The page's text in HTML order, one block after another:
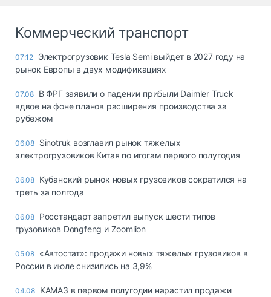
Коммерческий транспорт
07:12 Электрогрузовик Tesla Semi выйдет в 2027 году на
рынок Европы в двух модификациях
07.08 В ФРГ заявили о падении прибыли Daimler Truck
вдвое на фоне планов расширения производства за
рубежом
06.08 Sinotruk возглавил рынок тяжелых
электрогрузовиков Китая по итогам первого полугодия
06.08 Кубанский рынок новых грузовиков сократился на
треть за полгода
06.08 Росстандарт запретил выпуск шести типов
грузовиков Dongfeng и Zoomlion
05.08 «Автостат»: продажи новых тяжелых грузовиков в
России в июле снизились на 3,9%
04.08 КАМАЗ в первом полугодии нарастил продажи